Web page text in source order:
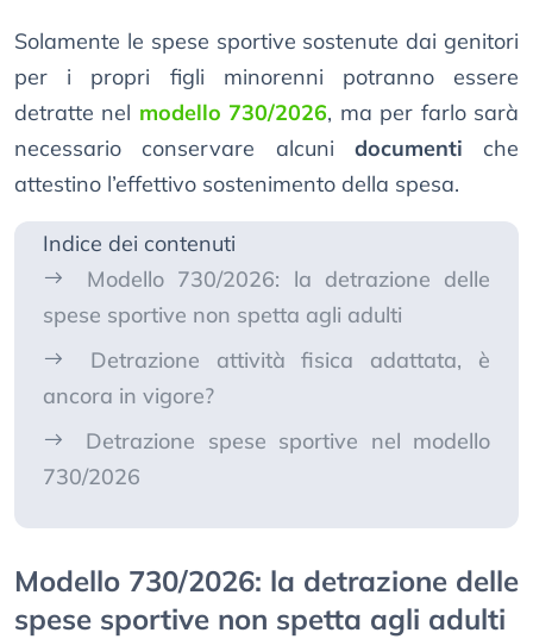
Solamente le spese sportive sostenute dai genitori
per i propri figli minorenni potranno essere
detratte nel modello 730/2026, ma per farlo sarà
necessario conservare alcuni documenti che
attestino l’effettivo sostenimento della spesa.
Indice dei contenuti
Modello 730/2026: la detrazione delle
spese sportive non spetta agli adulti
Detrazione attività fisica adattata, è
ancora in vigore?
Detrazione spese sportive nel modello
730/2026
Modello 730/2026: la detrazione delle
spese sportive non spetta agli adulti